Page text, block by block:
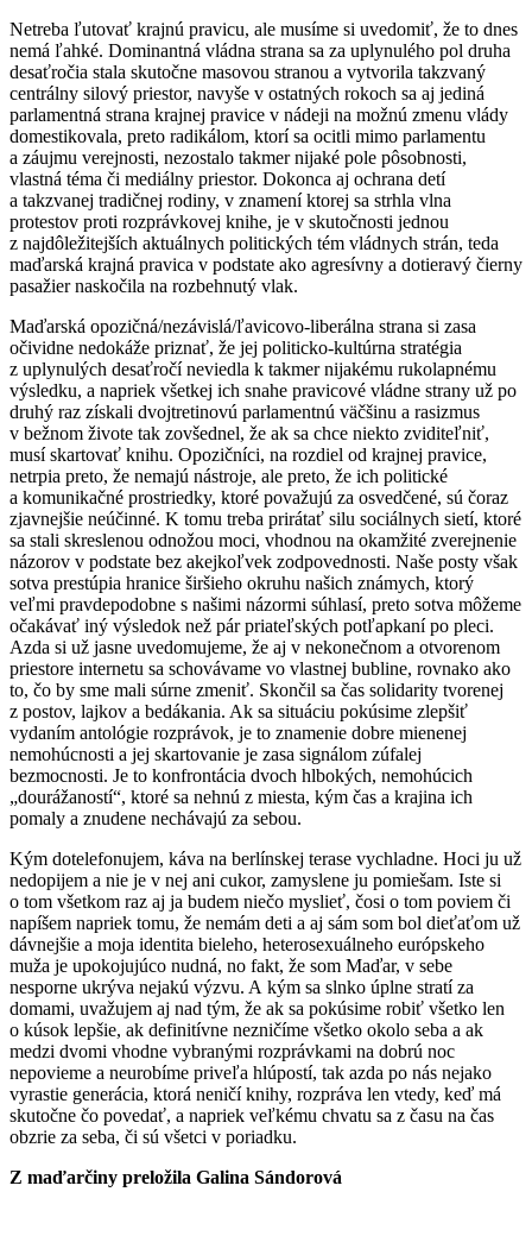
Netreba ľutovať krajnú pravicu, ale musíme si uvedomiť, že to dnes
nemá ľahké. Dominantná vládna strana sa za uplynulého pol druha
desaťročia stala skutočne masovou stranou a vytvorila takzvaný
centrálny silový priestor, navyše v ostatných rokoch sa aj jediná
parlamentná strana krajnej pravice v nádeji na možnú zmenu vlády
domestikovala, preto radikálom, ktorí sa ocitli mimo parlamentu
a záujmu verejnosti, nezostalo takmer nijaké pole pôsobnosti,
vlastná téma či mediálny priestor. Dokonca aj ochrana detí
a takzvanej tradičnej rodiny, v znamení ktorej sa strhla vlna
protestov proti rozprávkovej knihe, je v skutočnosti jednou
z najdôležitejších aktuálnych politických tém vládnych strán, teda
maďarská krajná pravica v podstate ako agresívny a dotieravý čierny
pasažier naskočila na rozbehnutý vlak.
Maďarská opozičná/nezávislá/ľavicovo-liberálna strana si zasa
očividne nedokáže priznať, že jej politicko-kultúrna stratégia
z uplynulých desaťročí neviedla k takmer nijakému rukolapnému
výsledku, a napriek všetkej ich snahe pravicové vládne strany už po
druhý raz získali dvojtretinovú parlamentnú väčšinu a rasizmus
v bežnom živote tak zovšednel, že ak sa chce niekto zviditeľniť,
musí skartovať knihu. Opozičníci, na rozdiel od krajnej pravice,
netrpia preto, že nemajú nástroje, ale preto, že ich politické
a komunikačné prostriedky, ktoré považujú za osvedčené, sú čoraz
zjavnejšie neúčinné. K tomu treba prirátať silu sociálnych sietí, ktoré
sa stali skreslenou odnožou moci, vhodnou na okamžité zverejnenie
názorov v podstate bez akejkoľvek zodpovednosti. Naše posty však
sotva prestúpia hranice širšieho okruhu našich známych, ktorý
veľmi pravdepodobne s našimi názormi súhlasí, preto sotva môžeme
očakávať iný výsledok než pár priateľských potľapkaní po pleci.
Azda si už jasne uvedomujeme, že aj v nekonečnom a otvorenom
priestore internetu sa schovávame vo vlastnej bubline, rovnako ako
to, čo by sme mali súrne zmeniť. Skončil sa čas solidarity tvorenej
z postov, lajkov a bedákania. Ak sa situáciu pokúsime zlepšiť
vydaním antológie rozprávok, je to znamenie dobre mienenej
nemohúcnosti a jej skartovanie je zasa signálom zúfalej
bezmocnosti. Je to konfrontácia dvoch hlbokých, nemohúcich
„dourážaností“, ktoré sa nehnú z miesta, kým čas a krajina ich
pomaly a znudene nechávajú za sebou.
Kým dotelefonujem, káva na berlínskej terase vychladne. Hoci ju už
nedopijem a nie je v nej ani cukor, zamyslene ju pomiešam. Iste si
o tom všetkom raz aj ja budem niečo myslieť, čosi o tom poviem či
napíšem napriek tomu, že nemám deti a aj sám som bol dieťaťom už
dávnejšie a moja identita bieleho, heterosexuálneho európskeho
muža je upokojujúco nudná, no fakt, že som Maďar, v sebe
nesporne ukrýva nejakú výzvu. A kým sa slnko úplne stratí za
domami, uvažujem aj nad tým, že ak sa pokúsime robiť všetko len
o kúsok lepšie, ak definitívne nezničíme všetko okolo seba a ak
medzi dvomi vhodne vybranými rozprávkami na dobrú noc
nepovieme a neurobíme priveľa hlúpostí, tak azda po nás nejako
vyrastie generácia, ktorá neničí knihy, rozpráva len vtedy, keď má
skutočne čo povedať, a napriek veľkému chvatu sa z času na čas
obzrie za seba, či sú všetci v poriadku.
Z maďarčiny preložila Galina Sándorová